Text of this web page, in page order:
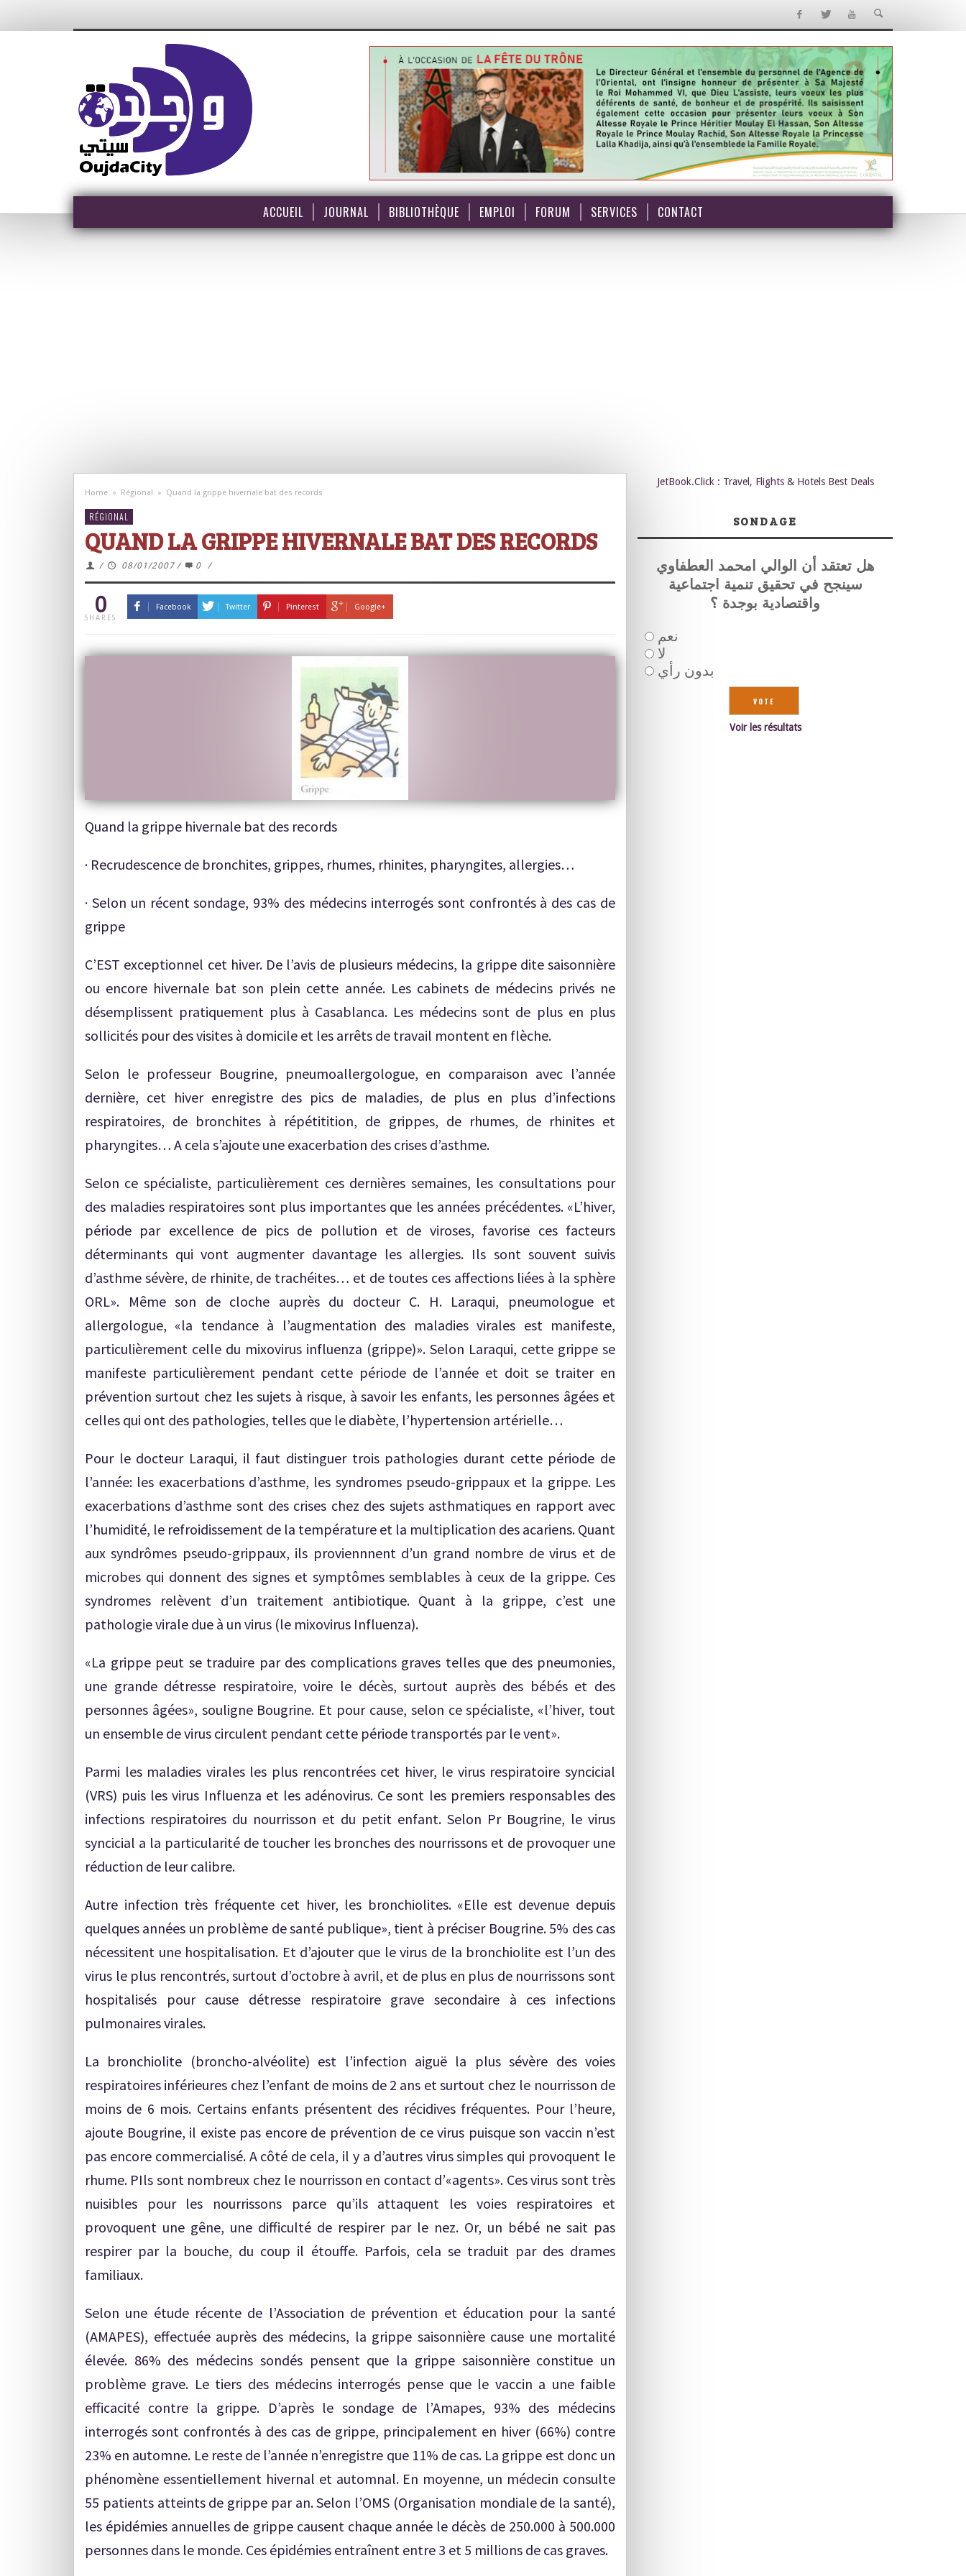
ACCUEIL JOURNAL BIBLIOTHÈQUE EMPLOI FORUM SERVICES CONTACT
Home » Régional » Quand la grippe hivernale bat des records
RÉGIONAL
QUAND LA GRIPPE HIVERNALE BAT DES RECORDS
/ 08/01/2007 / 0 /
0
SHARES
Facebook Twitter Pinterest Google+
Quand la grippe hivernale bat des records
· Recrudescence de bronchites, grippes, rhumes, rhinites, pharyngites, allergies…
· Selon un récent sondage, 93% des médecins interrogés sont confrontés à des cas de
grippe
C’EST exceptionnel cet hiver. De l’avis de plusieurs médecins, la grippe dite saisonnière
ou encore hivernale bat son plein cette année. Les cabinets de médecins privés ne
désemplissent pratiquement plus à Casablanca. Les médecins sont de plus en plus
sollicités pour des visites à domicile et les arrêts de travail montent en flèche.
Selon le professeur Bougrine, pneumoallergologue, en comparaison avec l’année
dernière, cet hiver enregistre des pics de maladies, de plus en plus d’infections
respiratoires, de bronchites à répétitition, de grippes, de rhumes, de rhinites et
pharyngites… A cela s’ajoute une exacerbation des crises d’asthme.
Selon ce spécialiste, particulièrement ces dernières semaines, les consultations pour
des maladies respiratoires sont plus importantes que les années précédentes. «L’hiver,
période par excellence de pics de pollution et de viroses, favorise ces facteurs
déterminants qui vont augmenter davantage les allergies. Ils sont souvent suivis
d’asthme sévère, de rhinite, de trachéites… et de toutes ces affections liées à la sphère
ORL». Même son de cloche auprès du docteur C. H. Laraqui, pneumologue et
allergologue, «la tendance à l’augmentation des maladies virales est manifeste,
particulièrement celle du mixovirus influenza (grippe)». Selon Laraqui, cette grippe se
manifeste particulièrement pendant cette période de l’année et doit se traiter en
prévention surtout chez les sujets à risque, à savoir les enfants, les personnes âgées et
celles qui ont des pathologies, telles que le diabète, l’hypertension artérielle…
Pour le docteur Laraqui, il faut distinguer trois pathologies durant cette période de
l’année: les exacerbations d’asthme, les syndromes pseudo-grippaux et la grippe. Les
exacerbations d’asthme sont des crises chez des sujets asthmatiques en rapport avec
l’humidité, le refroidissement de la température et la multiplication des acariens. Quant
aux syndrômes pseudo-grippaux, ils proviennnent d’un grand nombre de virus et de
microbes qui donnent des signes et symptômes semblables à ceux de la grippe. Ces
syndromes relèvent d’un traitement antibiotique. Quant à la grippe, c’est une
pathologie virale due à un virus (le mixovirus Influenza).
«La grippe peut se traduire par des complications graves telles que des pneumonies,
une grande détresse respiratoire, voire le décès, surtout auprès des bébés et des
personnes âgées», souligne Bougrine. Et pour cause, selon ce spécialiste, «l’hiver, tout
un ensemble de virus circulent pendant cette période transportés par le vent».
Parmi les maladies virales les plus rencontrées cet hiver, le virus respiratoire syncicial
(VRS) puis les virus Influenza et les adénovirus. Ce sont les premiers responsables des
infections respiratoires du nourrisson et du petit enfant. Selon Pr Bougrine, le virus
syncicial a la particularité de toucher les bronches des nourrissons et de provoquer une
réduction de leur calibre.
Autre infection très fréquente cet hiver, les bronchiolites. «Elle est devenue depuis
quelques années un problème de santé publique», tient à préciser Bougrine. 5% des cas
nécessitent une hospitalisation. Et d’ajouter que le virus de la bronchiolite est l’un des
virus le plus rencontrés, surtout d’octobre à avril, et de plus en plus de nourrissons sont
hospitalisés pour cause détresse respiratoire grave secondaire à ces infections
pulmonaires virales.
La bronchiolite (broncho-alvéolite) est l’infection aiguë la plus sévère des voies
respiratoires inférieures chez l’enfant de moins de 2 ans et surtout chez le nourrisson de
moins de 6 mois. Certains enfants présentent des récidives fréquentes. Pour l’heure,
ajoute Bougrine, il existe pas encore de prévention de ce virus puisque son vaccin n’est
pas encore commercialisé. A côté de cela, il y a d’autres virus simples qui provoquent le
rhume. PIls sont nombreux chez le nourrisson en contact d’«agents». Ces virus sont très
nuisibles pour les nourrissons parce qu’ils attaquent les voies respiratoires et
provoquent une gêne, une difficulté de respirer par le nez. Or, un bébé ne sait pas
respirer par la bouche, du coup il étouffe. Parfois, cela se traduit par des drames
familiaux.
Selon une étude récente de l’Association de prévention et éducation pour la santé
(AMAPES), effectuée auprès des médecins, la grippe saisonnière cause une mortalité
élevée. 86% des médecins sondés pensent que la grippe saisonnière constitue un
problème grave. Le tiers des médecins interrogés pense que le vaccin a une faible
efficacité contre la grippe. D’après le sondage de l’Amapes, 93% des médecins
interrogés sont confrontés à des cas de grippe, principalement en hiver (66%) contre
23% en automne. Le reste de l’année n’enregistre que 11% de cas. La grippe est donc un
phénomène essentiellement hivernal et automnal. En moyenne, un médecin consulte
55 patients atteints de grippe par an. Selon l’OMS (Organisation mondiale de la santé),
les épidémies annuelles de grippe causent chaque année le décès de 250.000 à 500.000
personnes dans le monde. Ces épidémies entraînent entre 3 et 5 millions de cas graves.
JetBook.Click : Travel, Flights & Hotels Best Deals
SONDAGE
هل تعتقد أن الوالي امحمد العطفاوي
سينجح في تحقيق تنمية اجتماعية
واقتصادية بوجدة ؟
نعم
لا
بدون رأي
Voir les résultats